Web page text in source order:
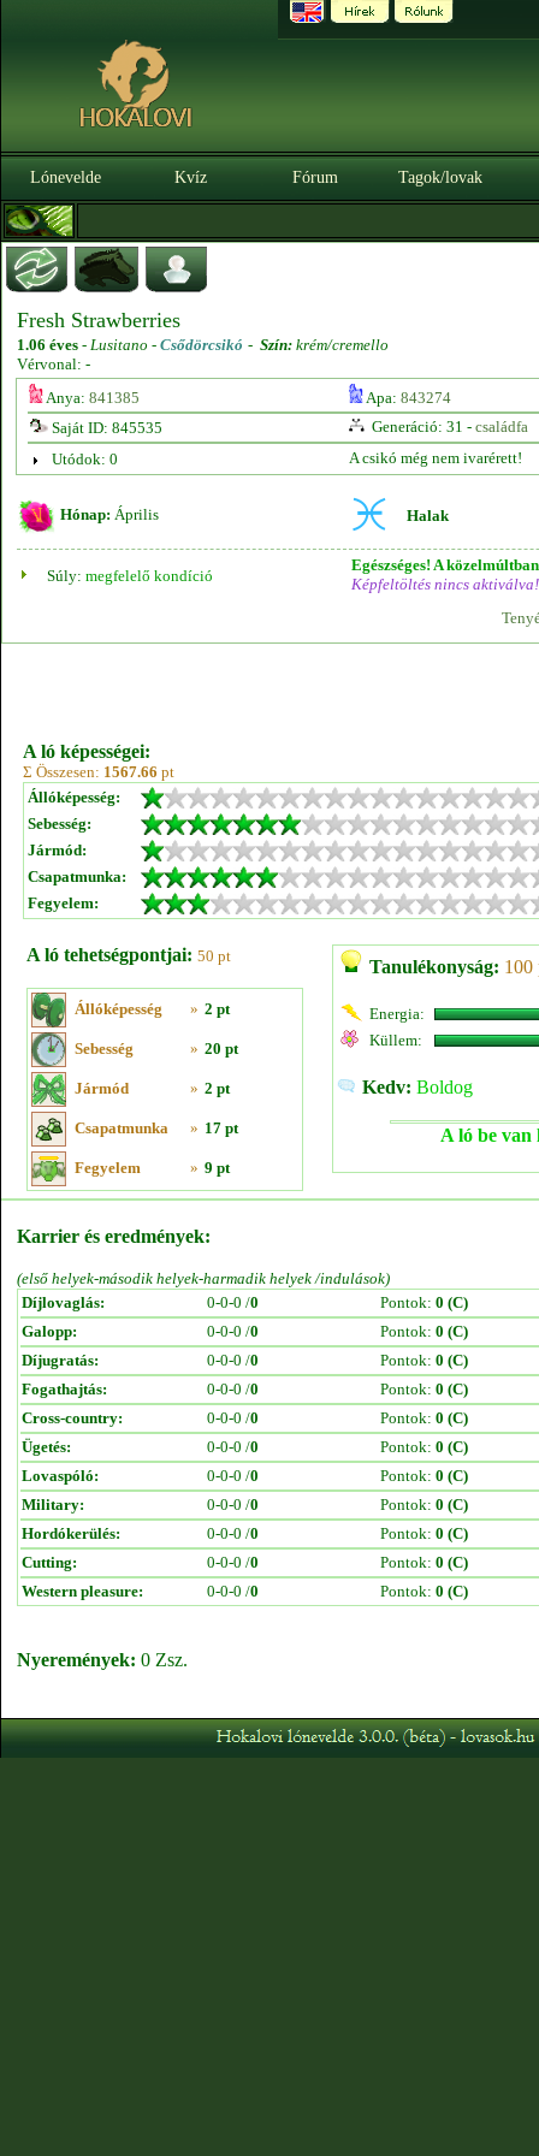
Lónevelde Kvíz Fórum Tagok/lovak
Fresh Strawberries
1.06 éves - Lusitano - Csődörcsikó - Szín: krém/cremello
Vérvonal: -
Anya: 841385 Apa: 843274
Saját ID: 845535
Generáció: 31 - családfa
Utódok: 0
A csikó még nem ivarérett!
Hónap: Április Halak
Súly: megfelelő kondíció
Egészséges! A
Képfeltöltés nincs aktiválva!
A ló képességei:
Σ Összesen: 1567.66 pt
Állóképesség:
Sebesség:
Jármód:
Csapatmunka:
Fegyelem:
A ló tehetségpontjai: 50 pt
Állóképesség » 2 pt
Sebesség » 20 pt
Jármód » 2 pt
Csapatmunka » 17 pt
Fegyelem » 9 pt
Tanulékonyság: 100
Energia:
Küllem:
Kedv: Boldog
A ló be van
Karrier és eredmények:
(első helyek-második helyek-harmadik helyek /indulások)
Díjlovaglás:
0-0-0 /0 Pontok: 0 (C)
Galopp:
0-0-0 /0 Pontok: 0 (C)
Díjugratás:
0-0-0 /0 Pontok: 0 (C)
Fogathajtás:
0-0-0 /0 Pontok: 0 (C)
Cross-country:
0-0-0 /0 Pontok: 0 (C)
Ügetés:
0-0-0 /0 Pontok: 0 (C)
Lovaspóló:
0-0-0 /0 Pontok: 0 (C)
Military:
0-0-0 /0 Pontok: 0 (C)
Hordókerülés:
0-0-0 /0 Pontok: 0 (C)
Cutting:
0-0-0 /0 Pontok: 0 (C)
Western pleasure:
0-0-0 /0 Pontok: 0 (C)
Nyeremények: 0 Zsz.